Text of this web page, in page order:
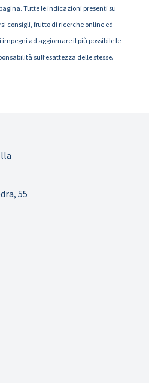
Tutte le indicazioni presenti su
consigli, frutto di ricerche online ed
impegni ad aggiornare il più possibile le
sull’esattezza delle stesse.
55